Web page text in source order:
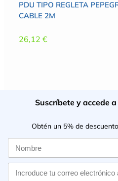
PDU TIPO REGLETA
CABLE 2M
26,12 €
Suscríbete y accede
Obtén un 5% de